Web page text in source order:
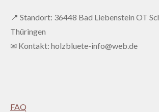
📍 Standort: 36448 Bad Liebenstein OT
Thüringen
✉ Kontakt: holzbluete-info@web.de
FAQ